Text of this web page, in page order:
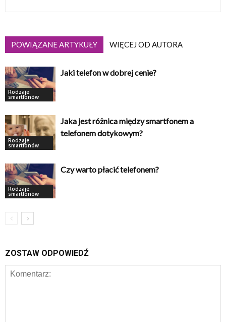
POWIĄZANE ARTYKUŁY WIĘCEJ OD AUTORA
Rodzaje
smartfonów
Jaki telefon w dobrej cenie?
Rodzaje
smartfonów
Jaka jest różnica między smartfonem a
telefonem dotykowym?
Rodzaje
smartfonów
Czy warto płacić telefonem?
ZOSTAW ODPOWIEDŹ